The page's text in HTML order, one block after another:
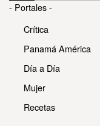
- Portales -
Crítica
Panamá América
Día a Día
Mujer
Recetas